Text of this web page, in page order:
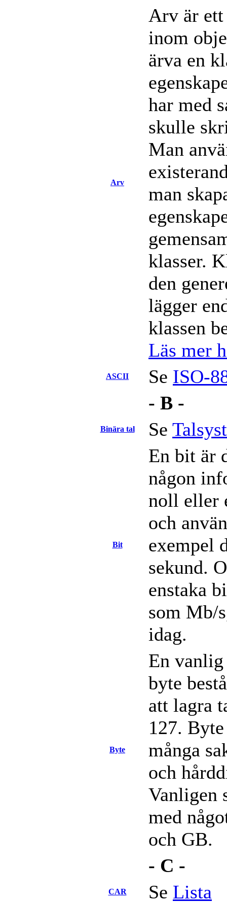
Arv
Arv är ett
inom
ärva en
har med
skulle
Man
man
klasser.
den
lägger
klassen
Läs mer
ASCII Se ISO-
- B -
Binära tal Se
Bit
En bit är
någon
noll eller
och
exempel
sekund.
enstaka
som Mb/
idag.
Byte
En
byte
att lagra
127.
många
och
Vanligen
med
och GB.
- C -
CAR Se Lista